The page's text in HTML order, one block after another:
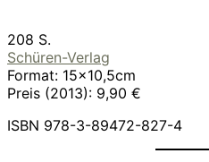
208 S.
Schüren-Verlag
Format: 15×10,5cm
Preis (2013): 9,90 €
ISBN 978-3-89472-827-4